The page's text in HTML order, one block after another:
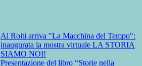
Al Roiti arriva "La Macchina del Tempo":
inaugurata la mostra virtuale LA STORIA
SIAMO NOI!
Presentazione del libro “Storie nella